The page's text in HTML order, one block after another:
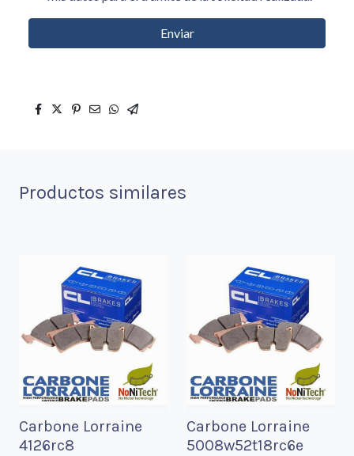
Enviar
Productos similares
Carbone Lorraine
4126rc8
Carbone Lorraine
5008w52t18rc6e